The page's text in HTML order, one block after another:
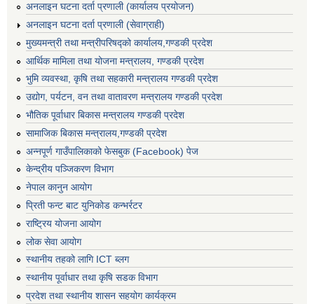
अनलाइन घटना दर्ता प्रणाली (कार्यालय प्रयोजन)
अनलाइन घटना दर्ता प्रणाली (सेवाग्राही)
मुख्यमन्त्री तथा मन्त्रीपरिषद्को कार्यालय,गण्डकी प्रदेश
आर्थिक मामिला तथा योजना मन्त्रालय, गण्डकी प्रदेश
भुमि व्यवस्था, कृषि तथा सहकारी मन्त्रालय गण्डकी प्रदेश
उद्योग, पर्यटन, वन तथा वातावरण मन्त्रालय गण्डकी प्रदेश
भौतिक पूर्वाधार बिकास मन्त्रालय गण्डकी प्रदेश
सामाजिक बिकास मन्त्रालय,गण्डकी प्रदेश
अन्नपूर्ण गाउँपालिकाको फेसबुक (Facebook) पेज
केन्द्रीय पञ्जिकरण विभाग
नेपाल कानुन आयोग
प्रिती फन्ट बाट युनिकोड कन्भर्रटर
राष्ट्रिय योजना आयोग
लोक सेवा आयोग
स्थानीय तहको लागि ICT ब्लग
स्थानीय पूर्वाधार तथा कृषि सडक विभाग
प्रदेश तथा स्थानीय शासन सहयोग कार्यक्रम